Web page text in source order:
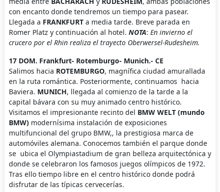
con encanto donde tendremos un tiempo para pasear.
Llegada a FRANKFURTa media tarde. Breve parada en
Romer Platz y continuación al hotel. NOTA: En invierno el
crucero por el Rhin realiza el trayecto Oberwersel-Rudesheim.
17 DOM. Frankfurt- Rotemburgo- Munich.- CE
Salimos hacia ROTEMBURGO, magnífica ciudad amurallada
en la ruta romántica. Posteriormente, continuamos hacia
Baviera. MUNICH, llegada al comienzo de la tarde a la
capital bávara con su muy animado centro histórico.
Visitamos el impresionante recinto del BMW WELT (mundo
BMW)modernísima instalación de exposiciones
multifuncional del grupo BMW,, la prestigiosa marca de
automóviles alemana. Conocemos también el parque donde
se ubica el Olympiastadium de gran belleza arquitectónica y
donde se celebraron los famosos juegos olímpicos de 1972.
Tras ello tiempo libre en el centro histórico donde podrá
disfrutar de las típicas cervecerías.